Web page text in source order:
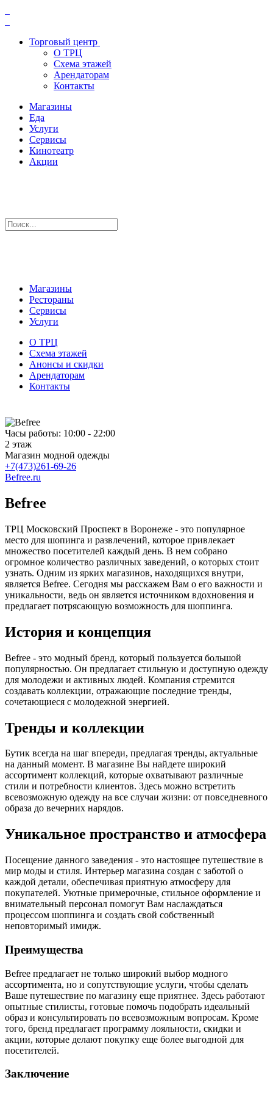
Торговый центр
О ТРЦ
Схема этажей
Арендаторам
Контакты
Магазины
Еда
Услуги
Сервисы
Кинотеатр
Акции
Магазины
Рестораны
Сервисы
Услуги
О ТРЦ
Схема этажей
Анонсы и скидки
Арендаторам
Контакты
Часы работы: 10:00 - 22:00
2 этаж
Магазин модной одежды
+7(473)261-69-26
Befree.ru
Befree
ТРЦ Московский Проспект в Воронеже - это популярное
место для шопинга и развлечений, которое привлекает
множество посетителей каждый день. В нем собрано
огромное количество различных заведений, о которых стоит
узнать. Одним из ярких магазинов, находящихся внутри,
является Befree. Сегодня мы расскажем Вам о его важности и
уникальности, ведь он является источником вдохновения и
предлагает потрясающую возможность для шоппинга.
История и концепция
Befree - это модный бренд, который пользуется большой
популярностью. Он предлагает стильную и доступную одежду
для молодежи и активных людей. Компания стремится
создавать коллекции, отражающие последние тренды,
сочетающиеся с молодежной энергией.
Тренды и коллекции
Бутик всегда на шаг впереди, предлагая тренды, актуальные
на данный момент. В магазине Вы найдете широкий
ассортимент коллекций, которые охватывают различные
стили и потребности клиентов. Здесь можно встретить
всевозможную одежду на все случаи жизни: от повседневного
образа до вечерних нарядов.
Уникальное пространство и атмосфера
Посещение данного заведения - это настоящее путешествие в
мир моды и стиля. Интерьер магазина создан с заботой о
каждой детали, обеспечивая приятную атмосферу для
покупателей. Уютные примерочные, стильное оформление и
внимательный персонал помогут Вам наслаждаться
процессом шоппинга и создать свой собственный
неповторимый имидж.
Преимущества
Befree предлагает не только широкий выбор модного
ассортимента, но и сопутствующие услуги, чтобы сделать
Ваше путешествие по магазину еще приятнее. Здесь работают
опытные стилисты, готовые помочь подобрать идеальный
образ и консультировать по всевозможным вопросам. Кроме
того, бренд предлагает программу лояльности, скидки и
акции, которые делают покупку еще более выгодной для
посетителей.
Заключение